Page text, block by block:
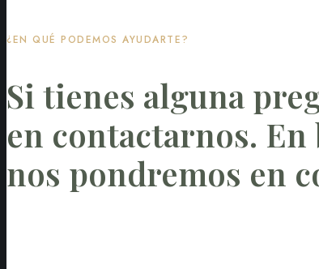
¿EN QUÉ PODEMOS AYUDARTE?
Si tienes alguna
en contactarnos. En
nos pondremos en